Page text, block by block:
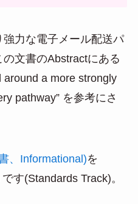
力な電子メール配送パ
文書のAbstractにある
around a more strongly
pathway” を参考にさ
、Informational)を
す(Standards Track)。